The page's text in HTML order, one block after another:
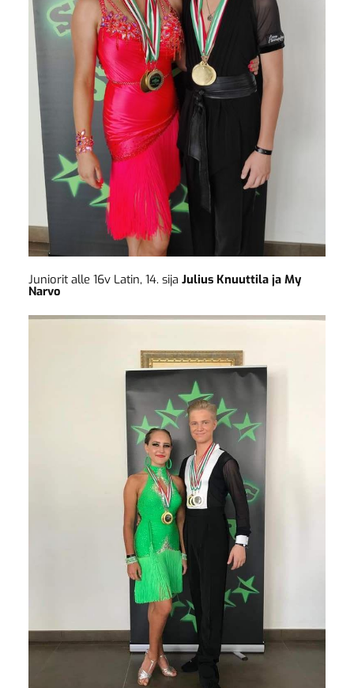
Juniorit alle 16v Latin, 14. sija Julius Knuuttila ja My
Narvo